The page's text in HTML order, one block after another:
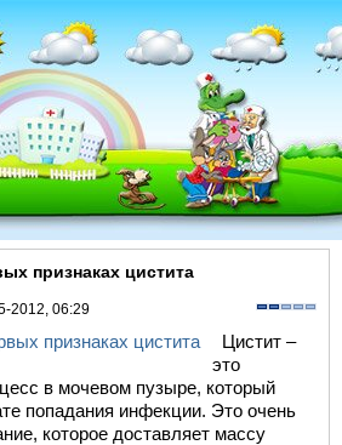
признаках цистита
2012, 06:29
Цистит –
это
в мочевом пузыре, который
попадания инфекции. Это очень
которое доставляет массу